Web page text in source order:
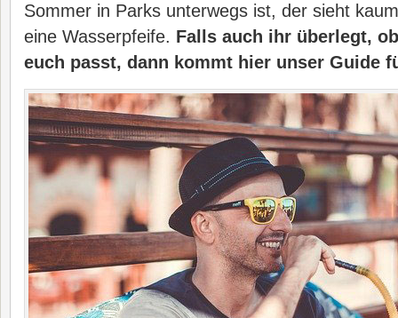
Sommer in Parks unterwegs ist, der sieht
eine Wasserpfeife. Falls auch ihr überlegt,
euch passt, dann kommt hier unser Guide